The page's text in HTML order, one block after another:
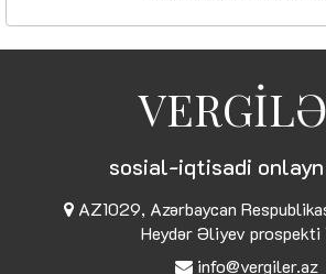
sosial-iqtisadi
AZ1029, Azərbaycan
Heydər Əliyev prospekti
info@vergiler.az